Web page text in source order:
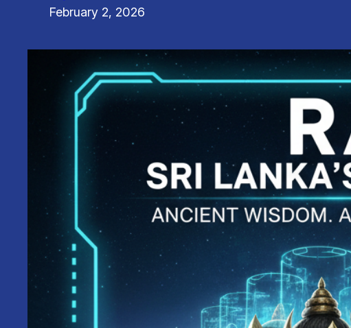
February 2, 2026